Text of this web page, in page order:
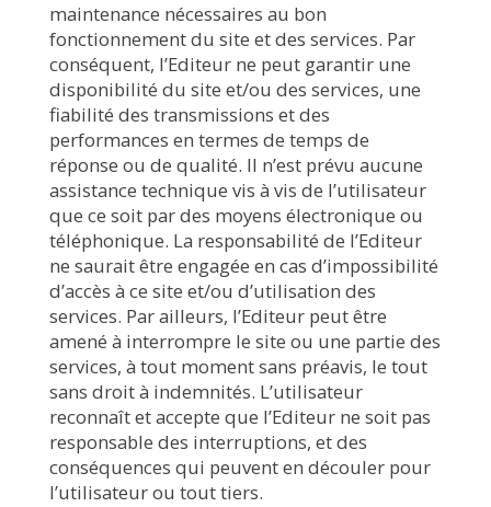
maintenance nécessaires au bon
fonctionnement du site et des services. Par
conséquent, l’Editeur ne peut garantir une
disponibilité du site et/ou des services, une
fiabilité des transmissions et des
performances en termes de temps de
réponse ou de qualité. Il n’est prévu aucune
assistance technique vis à vis de l’utilisateur
que ce soit par des moyens électronique ou
téléphonique. La responsabilité de l’Editeur
ne saurait être engagée en cas d’impossibilité
d’accès à ce site et/ou d’utilisation des
services. Par ailleurs, l’Editeur peut être
amené à interrompre le site ou une partie des
services, à tout moment sans préavis, le tout
sans droit à indemnités. L’utilisateur
reconnaît et accepte que l’Editeur ne soit pas
responsable des interruptions, et des
conséquences qui peuvent en découler pour
l’utilisateur ou tout tiers.